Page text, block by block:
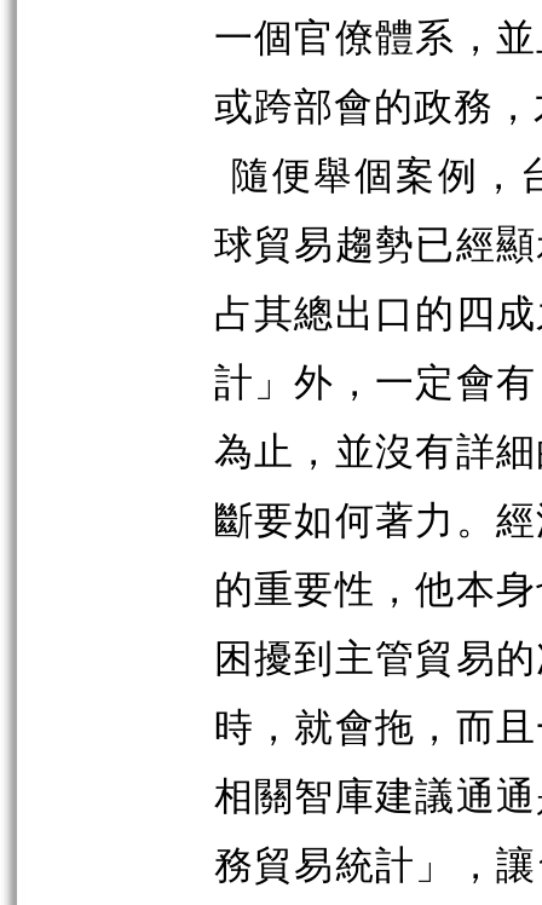
一個官僚體系，
或跨部會的政務
隨便舉個案例，
球貿易趨勢已經
占其總出口的四
計」外，一定會
為止，並沒有詳
斷要如何著力。
的重要性，他本
困擾到主管貿易
時，就會拖，而
相關智庫建議通
務貿易統計」，